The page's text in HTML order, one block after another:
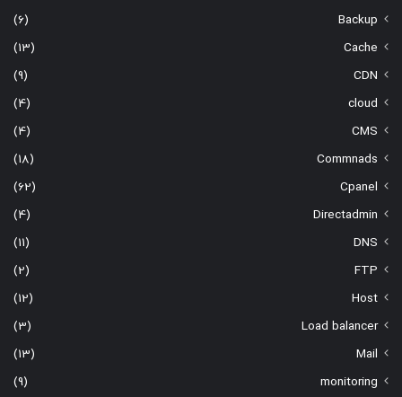
Backup
(6)
Cache
(13)
CDN
(9)
cloud
(4)
CMS
(4)
Commnads
(18)
Cpanel
(62)
Directadmin
(4)
DNS
(11)
FTP
(2)
Host
(12)
Load balancer
(3)
Mail
(13)
monitoring
(9)